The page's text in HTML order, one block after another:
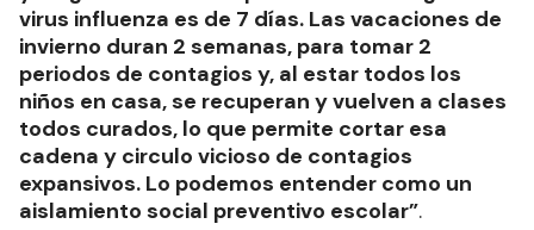
virus influenza es de 7 días. Las vacaciones de
invierno duran 2 semanas, para tomar 2
periodos de contagios y, al estar todos los
niños en casa, se recuperan y vuelven a clases
todos curados, lo que permite cortar esa
cadena y circulo vicioso de contagios
expansivos. Lo podemos entender como un
aislamiento social preventivo escolar”.